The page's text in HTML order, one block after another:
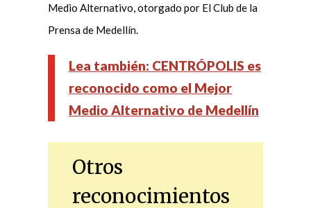
Medio Alternativo, otorgado por El Club de la
Prensa de Medellín.
Lea también: CENTRÓPOLIS es
reconocido como el Mejor
Medio Alternativo de Medellín
Otros
reconocimientos